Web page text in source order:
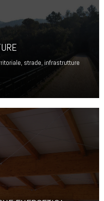
strade, infrastrutture